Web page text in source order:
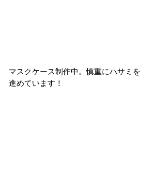
マスクケース制作中。慎重にハサミを
進めています！